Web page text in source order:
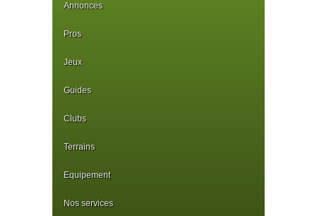
Annonces
Pros
Jeux
Guides
Clubs
Terrains
Equipement
Nos services